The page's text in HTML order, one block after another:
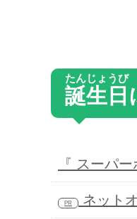
誕生日
たんじょうび
『 スーパ
PR ネット